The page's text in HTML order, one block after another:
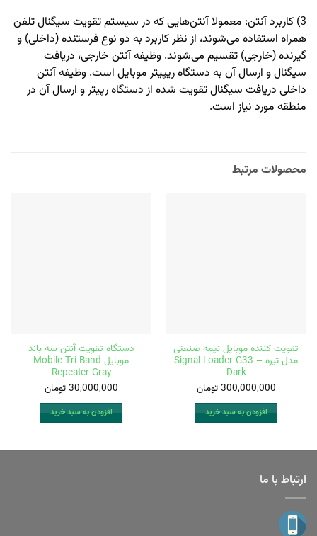
3) کاربرد آنتن: معمولا آنتن‌هایی که در سیستم تقویت سیگنال تلفن
همراه استفاده می‌شوند، از نظر کاربرد به دو نوع فرستنده (داخلی) و
گیرنده (خارجی) تقسیم می‌شوند. وظیفه آنتن خارجی، دریافت
سیگنال و ارسال آن به دستگاه ریپیتر موبایل است. وظیفه آنتن
داخلی دریافت سیگنال تقویت شده از دستگاه رپیتر و ارسال آن در
منطقه مورد نیاز است.
محصولات مرتبط
تقویت کننده موبایل نیمه صنعتی
مدل تیره Signal Loader G33 –
Dark
300,000,000 تومان
افزودن به سبد خرید
دستگاه تقویت آنتن سه باند
موبایل Mobile Tri Band
Repeater Gray
30,000,000 تومان
افزودن به سبد خرید
ارتباط با ما